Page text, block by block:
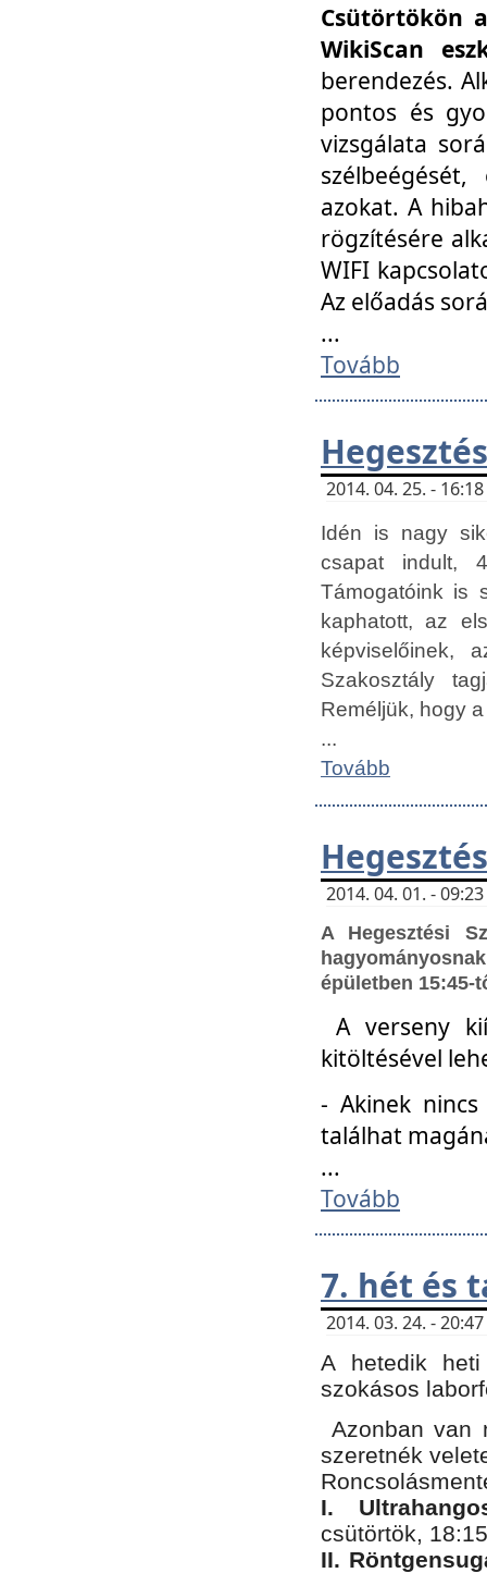
Csütörtökön
WikiScan
berendezés.
pontos és
vizsgálata
azokat. A
rögzítésére
WIFI
Az előadás
...
Tovább
2014. 04. 25. -
Idén is nagy
csapat indult,
Támogatóink is
kaphatott, az
képviselőinek,
Szakosztály
Reméljük, hogy
...
Tovább
2014. 04. 01. -
A Hegesztési
épületben 15:45-
A verseny
kitöltésével
- Akinek
találhat
...
Tovább
7. hét és
2014. 03. 24. -
A hetedik
szokásos
Azonban van
szeretnék
I.
csütörtök,
II.